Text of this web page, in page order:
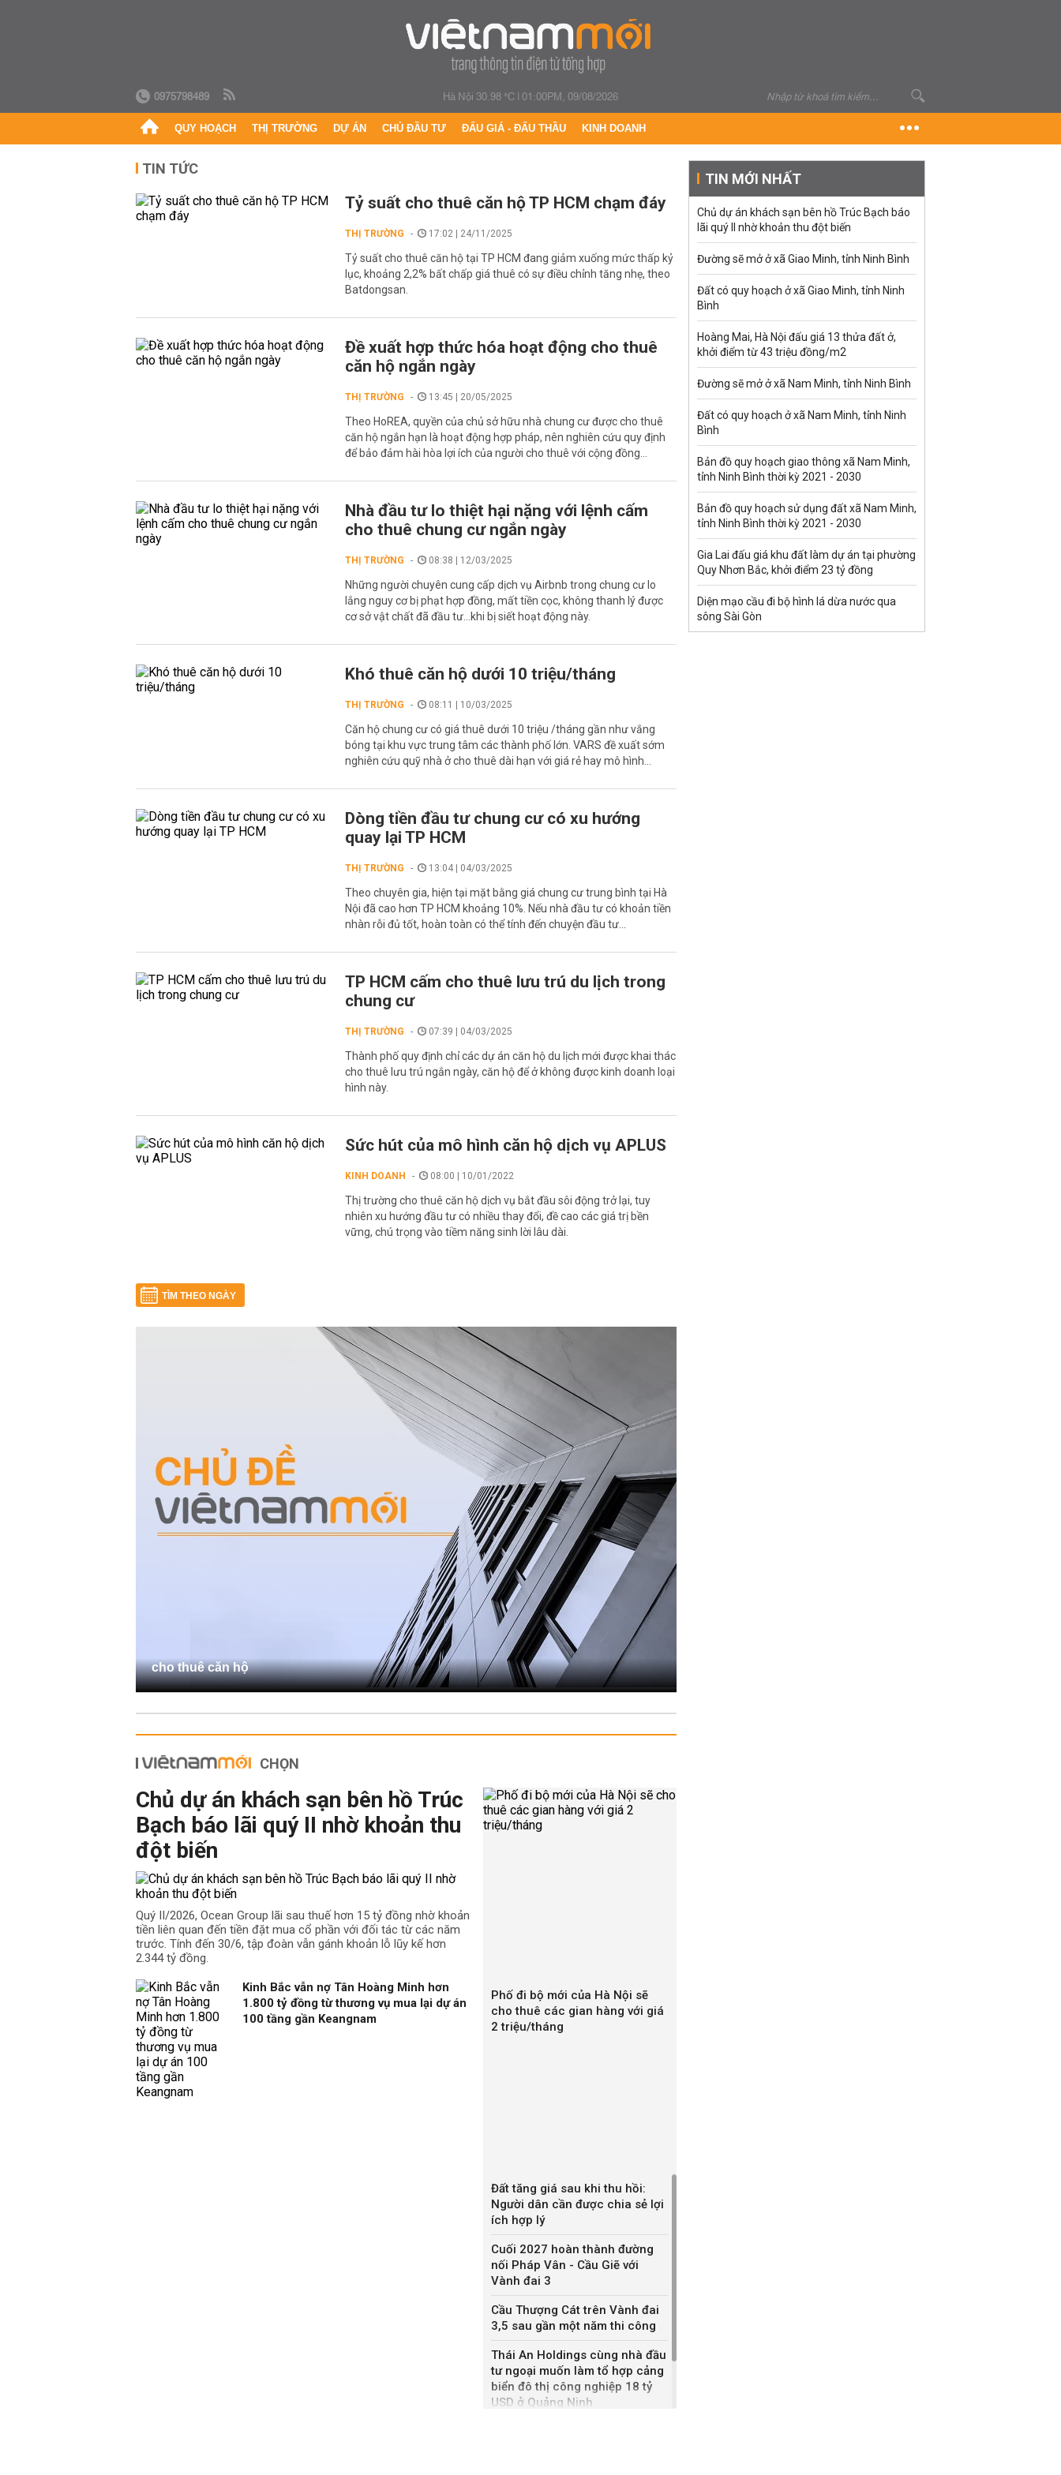
0975798489 Hà Nội 30.98 °C|01:00PM, 09/08/2026
QUY HOẠCH THỊ TRƯỜNG DỰ ÁN CHỦ ĐẦU TƯ ĐẤU GIÁ - ĐẤU THẦU KINH DOANH
TIN TỨC
Tỷ suất cho thuê căn hộ TP HCM chạm đáy
THỊ TRƯỜNG 17:02 | 24/11/2025
Tỷ suất cho thuê căn hộ tại TP HCM đang giảm xuống mức thấp kỷ
lục, khoảng 2,2% bất chấp giá thuê có sự điều chỉnh tăng nhẹ, theo
Batdongsan.
Đề xuất hợp thức hóa hoạt động cho thuê
căn hộ ngắn ngày
THỊ TRƯỜNG 13:45 | 20/05/2025
Theo HoREA, quyền của chủ sở hữu nhà chung cư được cho thuê
căn hộ ngắn hạn là hoạt động hợp pháp, nên nghiên cứu quy định
để bảo đảm hài hòa lợi ích của người cho thuê với cộng đồng...
Nhà đầu tư lo thiệt hại nặng với lệnh cấm
cho thuê chung cư ngắn ngày
THỊ TRƯỜNG 08:38 | 12/03/2025
Những người chuyên cung cấp dịch vụ Airbnb trong chung cư lo
lắng nguy cơ bị phạt hợp đồng, mất tiền cọc, không thanh lý được
cơ sở vật chất đã đầu tư…khi bị siết hoạt động này.
Khó thuê căn hộ dưới 10 triệu/tháng
THỊ TRƯỜNG 08:11 | 10/03/2025
Căn hộ chung cư có giá thuê dưới 10 triệu /tháng gần như vắng
bóng tại khu vực trung tâm các thành phố lớn. VARS đề xuất sớm
nghiên cứu quỹ nhà ở cho thuê dài hạn với giá rẻ hay mô hình...
Dòng tiền đầu tư chung cư có xu hướng
quay lại TP HCM
THỊ TRƯỜNG 13:04 | 04/03/2025
Theo chuyên gia, hiện tại mặt bằng giá chung cư trung bình tại Hà
Nội đã cao hơn TP HCM khoảng 10%. Nếu nhà đầu tư có khoản tiền
nhàn rỗi đủ tốt, hoàn toàn có thể tính đến chuyện đầu tư...
TP HCM cấm cho thuê lưu trú du lịch trong
chung cư
THỊ TRƯỜNG 07:39 | 04/03/2025
Thành phố quy định chỉ các dự án căn hộ du lịch mới được khai thác
cho thuê lưu trú ngắn ngày, căn hộ để ở không được kinh doanh loại
hình này.
Sức hút của mô hình căn hộ dịch vụ APLUS
KINH DOANH 08:00 | 10/01/2022
Thị trường cho thuê căn hộ dịch vụ bắt đầu sôi động trở lại, tuy
nhiên xu hướng đầu tư có nhiều thay đổi, đề cao các giá trị bền
vững, chú trọng vào tiềm năng sinh lời lâu dài.
TÌM THEO NGÀY
cho thuê căn hộ
CHỌN
Chủ dự án khách sạn bên hồ Trúc
Bạch báo lãi quý II nhờ khoản thu
đột biến
Quý II/2026, Ocean Group lãi sau thuế hơn 15 tỷ đồng nhờ khoản
tiền liên quan đến tiền đặt mua cổ phần với đối tác từ các năm
trước. Tính đến 30/6, tập đoàn vẫn gánh khoản lỗ lũy kế hơn
2.344 tỷ đồng.
Kinh Bắc vẫn nợ Tân Hoàng Minh hơn
1.800 tỷ đồng từ thương vụ mua lại dự án
100 tầng gần Keangnam
Phố đi bộ mới của Hà Nội sẽ
cho thuê các gian hàng với giá
2 triệu/tháng
Đất tăng giá sau khi thu hồi:
Người dân cần được chia sẻ lợi
ích hợp lý
Cuối 2027 hoàn thành đường
nối Pháp Vân - Cầu Giẽ với
Vành đai 3
Cầu Thượng Cát trên Vành đai
3,5 sau gần một năm thi công
Thái An Holdings cùng nhà đầu
tư ngoại muốn làm tổ hợp cảng
biển đô thị công nghiệp 18 tỷ
USD ở Quảng Ninh
TIN MỚI NHẤT
Chủ dự án khách sạn bên hồ Trúc Bạch báo
lãi quý II nhờ khoản thu đột biến
Đường sẽ mở ở xã Giao Minh, tỉnh Ninh Bình
Đất có quy hoạch ở xã Giao Minh, tỉnh Ninh
Bình
Hoàng Mai, Hà Nội đấu giá 13 thửa đất ở,
khởi điểm từ 43 triệu đồng/m2
Đường sẽ mở ở xã Nam Minh, tỉnh Ninh Bình
Đất có quy hoạch ở xã Nam Minh, tỉnh Ninh
Bình
Bản đồ quy hoạch giao thông xã Nam Minh,
tỉnh Ninh Bình thời kỳ 2021 - 2030
Bản đồ quy hoạch sử dụng đất xã Nam Minh,
tỉnh Ninh Bình thời kỳ 2021 - 2030
Gia Lai đấu giá khu đất làm dự án tại phường
Quy Nhơn Bắc, khởi điểm 23 tỷ đồng
Diện mạo cầu đi bộ hình lá dừa nước qua
sông Sài Gòn